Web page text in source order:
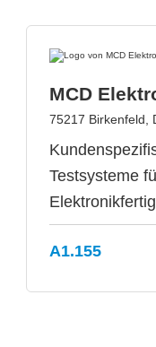
MCD
75217 Birkenfeld,
Testsysteme
A1.155